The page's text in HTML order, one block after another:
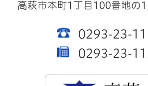
高萩市本町1丁目100番地の1
0293-23-
0293-23-